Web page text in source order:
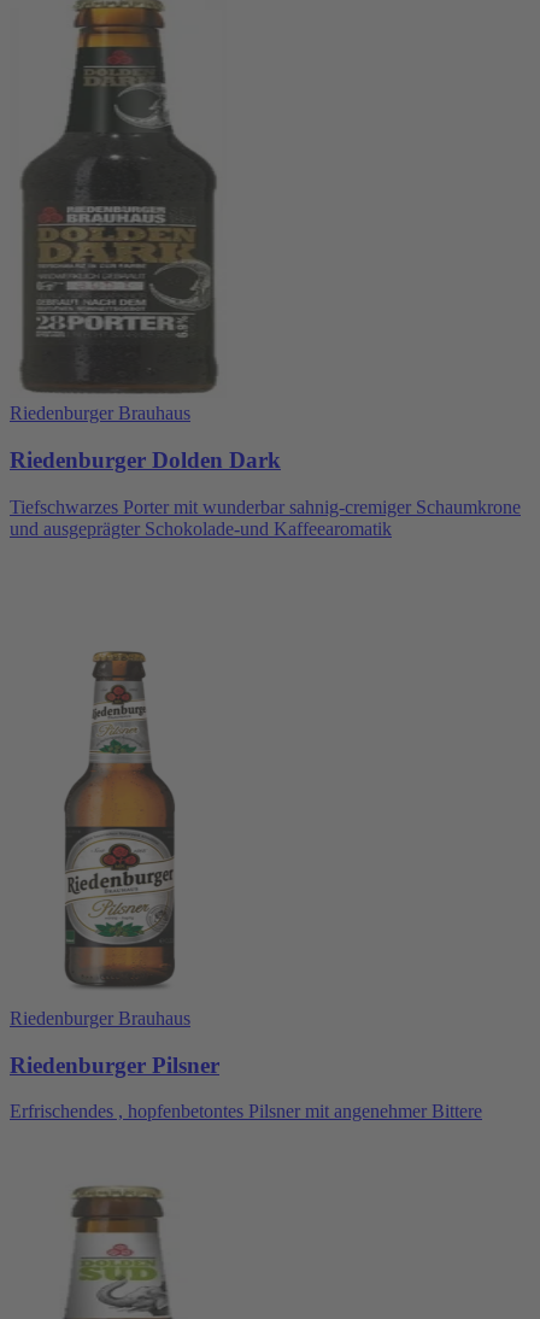
Riedenburger Brauhaus
Riedenburger Dolden Dark
Tiefschwarzes Porter mit wunderbar sahnig-cremiger Schaumkrone
und ausgeprägter Schokolade-und Kaffeearomatik
Riedenburger Brauhaus
Riedenburger Pilsner
Erfrischendes , hopfenbetontes Pilsner mit angenehmer Bittere